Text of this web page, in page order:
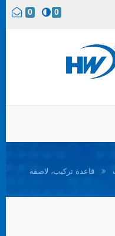
0 0
قاعدة تركيب، لاصقة